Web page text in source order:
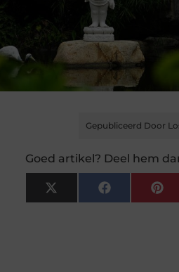
Gepubliceerd Door
Goed artikel? Deel hem
X
(Twitter)
Facebook